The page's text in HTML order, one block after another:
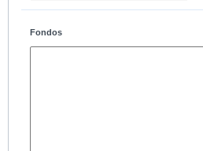
Fondos